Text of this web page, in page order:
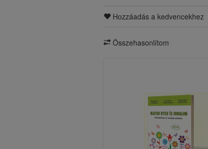
Hozzáadás a kedvencekhez
Összehasonlítom